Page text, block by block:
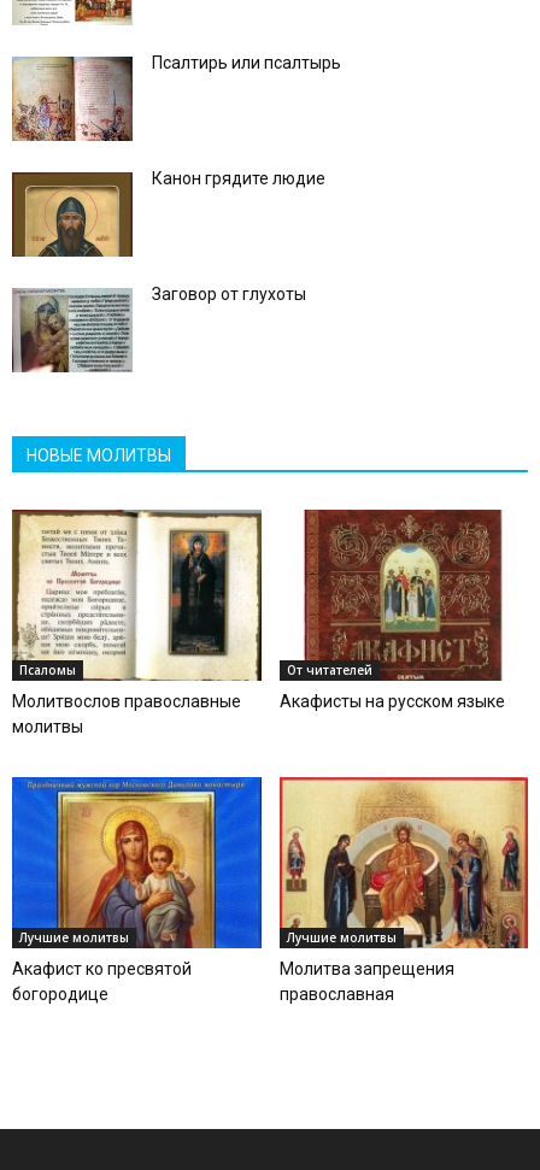
Псалтирь или псалтырь
Канон грядите людие
Заговор от глухоты
НОВЫЕ МОЛИТВЫ
Псаломы
Молитвослов православные
молитвы
От читателей
Акафисты на русском языке
Лучшие молитвы
Акафист ко пресвятой
богородице
Лучшие молитвы
Молитва запрещения
православная